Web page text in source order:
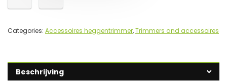
Categories: Accessoires heggentrimmer,Trimmers and accessoires
Beschrijving